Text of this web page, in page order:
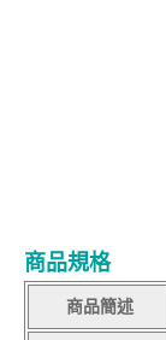
商品規格
商品簡述